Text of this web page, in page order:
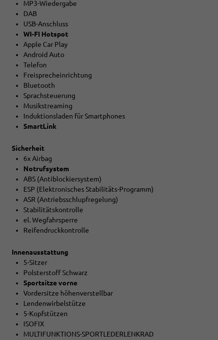
MP3-Wiedergabe
DAB
USB-Anschluss
WI-FI Hotspot
Apple Car Play
Android Auto
Telefon
Freisprecheinrichtung
Bluetooth
Sprachsteuerung
Musikstreaming
Induktionsladen für Smartphones
SmartLink
Sicherheit
6x Airbag
Notrufsystem
ABS (Antiblockiersystem)
ESP (Elektronisches Stabilitäts-Programm)
ASR (Antriebsschlupfregelung)
Stabilitätskontrolle
el. Wegfahrsperre
Reifendruckkontrolle
Innenausstattung
5-Sitzer
Polsterstoff Schwarz
Sportsitze vorne
Vordersitze höhenverstellbar
Lendenwirbelstütze
5-Kopfstützen
ISOFIX
MULTIFUNKTIONS-SPORTLEDERLENKRAD